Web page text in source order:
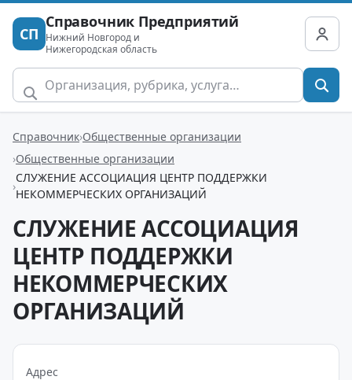
СП
Справочник Предприятий
Нижний Новгород и
Нижегородская область
Справочник Общественные организации
Общественные организации
СЛУЖЕНИЕ АССОЦИАЦИЯ ЦЕНТР ПОДДЕРЖКИ
НЕКОММЕРЧЕСКИХ ОРГАНИЗАЦИЙ
СЛУЖЕНИЕ АССОЦИАЦИЯ
ЦЕНТР ПОДДЕРЖКИ
НЕКОММЕРЧЕСКИХ
ОРГАНИЗАЦИЙ
Адрес